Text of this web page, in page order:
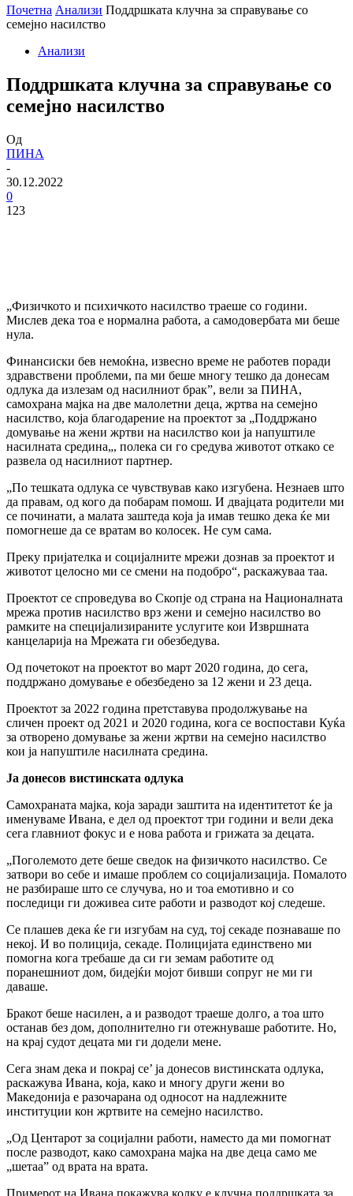
Почетна Анализи Поддршката клучна за справување со
семејно насилство
Анализи
Поддршката клучна за справување со
семејно насилство
Од
ПИНА
-
30.12.2022
0
123
„Физичкото и психичкото насилство траеше со години.
Мислев дека тоа е нормална работа, а самодовербата ми беше
нула.
Финансиски бев немоќна, извесно време не работев поради
здравствени проблеми, па ми беше многу тешко да донесам
одлука да излезам од насилниот брак”, вели за ПИНА,
самохрана мајка на две малолетни деца, жртва на семејно
насилство, која благодарение на проектот за „Поддржано
домување на жени жртви на насилство кои ја напуштиле
насилната средина„, полека си го средува животот откако се
развела од насилниот партнер.
„По тешката одлука се чувствував како изгубена. Незнаев што
да правам, од кого да побарам помош. И двајцата родители ми
се починати, а малата заштеда која ја имав тешко дека ќе ми
помогнеше да се вратам во колосек. Не сум сама.
Преку пријателка и социјалните мрежи дознав за проектот и
животот целосно ми се смени на подобро“, раскажуваа таа.
Проектот се спроведува во Скопје од страна на Националната
мрежа против насилство врз жени и семејно насилство во
рамките на специјализираните услугите кои Извршната
канцеларија на Мрежата ги обезбедува.
Од почетокот на проектот во март 2020 година, до сега,
поддржано домување е обезбедено за 12 жени и 23 деца.
Проектот за 2022 година претставува продолжување на
сличен проект од 2021 и 2020 година, кога се воспостави Куќа
за отворено домување за жени жртви на семејно насилство
кои ја напуштиле насилната средина.
Ја донесов вистинската одлука
Самохраната мајка, која заради заштита на идентитетот ќе ја
именуваме Ивана, е дел од проектот три години и вели дека
сега главниот фокус и е нова работа и грижата за децата.
„Поголемото дете беше сведок на физичкото насилство. Се
затвори во себе и имаше проблем со социјализација. Помалото
не разбираше што се случува, но и тоа емотивно и со
последици ги доживеа сите работи и разводот кој следеше.
Се плашев дека ќе ги изгубам на суд, тој секаде познаваше по
некој. И во полиција, секаде. Полицијата единствено ми
помогна кога требаше да си ги земам работите од
поранешниот дом, бидејќи мојот бивши сопруг не ми ги
даваше.
Бракот беше насилен, а и разводот траеше долго, а тоа што
останав без дом, дополнително ги отежнуваше работите. Но,
на крај судот децата ми ги додели мене.
Сега знам дека и покрај се’ ја донесов вистинската одлука,
раскажува Ивана, која, како и многу други жени во
Македонија е разочарана од односот на надлежните
институции кон жртвите на семејно насилство.
„Од Центарот за социјални работи, наместо да ми помогнат
после разводот, како самохрана мајка на две деца само ме
„шетаа” од врата на врата.
Примерот на Ивана покажува колку е клучна поддршката за